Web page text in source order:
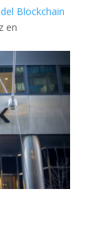
Blockchain
en